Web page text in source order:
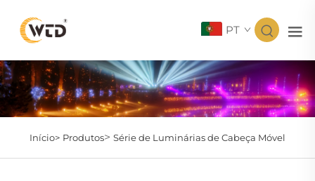
PT
Início> Produtos> Série de Luminárias de Cabeça Móvel